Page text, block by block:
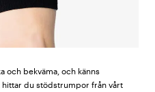
och bekväma, och känns
du stödstrumpor från vårt